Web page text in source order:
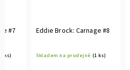
#7
ks)
Eddie Brock: Carnage #8
Skladem na prodejně (1 ks)